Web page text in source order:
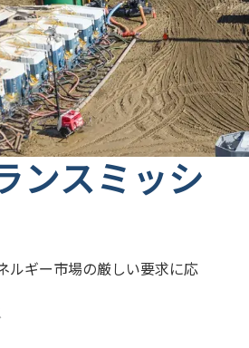
ンスミッシ
ルギー市場の厳しい要求に応